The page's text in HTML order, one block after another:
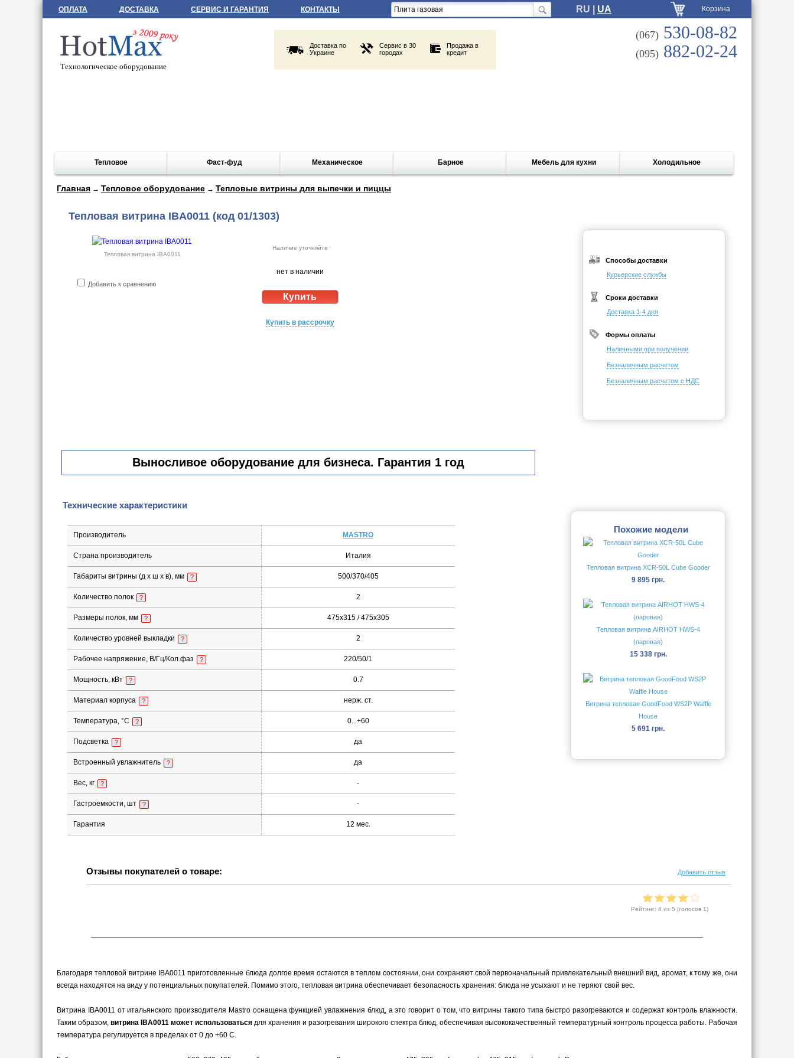
ОПЛАТА ДОСТАВКА СЕРВИС И ГАРАНТИЯ КОНТАКТЫ RU | UA Корзина
Технологическое оборудование
Доставка по
Украине
Сервис в 30
городах
Продажа в
кредит
(067) 530-08-82
(095) 882-02-24
Тепловое Фаст-фуд Механическое Барное Мебель для кухни Холодильное
Главная → Тепловое оборудование → Тепловые витрины для выпечки и пиццы
Тепловая витрина IBA0011 (код 01/1303)
Тепловая витрина IBA0011
Добавить к сравнению
Наличие уточняйте
нет в наличии
Купить в рассрочку
Способы доставки
Курьерские службы
Сроки доставки
Доставка 1-4 дня
Формы оплаты
Наличными при получении
Безналичным расчетом
Безналичным расчетом с НДС
Выносливое оборудование для бизнеса. Гарантия 1 год
Технические характеристики
Производитель MASTRO
Страна производитель Италия
Габариты витрины (д х ш х в), мм ? 500/370/405
Количество полок ? 2
Размеры полок, мм ? 475х315 / 475х305
Количество уровней выкладки ? 2
Рабочее напряжение, В/Гц/Кол.фаз ? 220/50/1
Мощность, кВт ? 0.7
Материал корпуса ? нерж. ст.
Температура, °С ? 0...+60
Подсветка ? да
Встроенный увлажнитель ? да
Вес, кг ? -
Гастроемкости, шт ? -
Гарантия 12 мес.
Похожие модели
Тепловая витрина XCR-50L Cube Gooder
9 895 грн.
Тепловая витрина AIRHOT HWS-4
(паровая)
15 338 грн.
Витрина тепловая GoodFood WS2P Waffle
House
5 691 грн.
Отзывы покупателей о товаре: Добавить отзыв
Рейтинг: 4 из 5 (голосов 1)
Благодаря тепловой витрине IBA0011 приготовленные блюда долгое время остаются в теплом состоянии, они сохраняют свой первоначальный привлекательный внешний вид, аромат, к тому же, они
всегда находятся на виду у потенциальных покупателей. Помимо этого, тепловая витрина обеспечивает безопасность хранения: блюда не усыхают и не теряют свой вес.
Витрина IBA0011 от итальянского производителя Mastro оснащена функцией увлажнения блюд, а это говорит о том, что витрины такого типа быстро разогреваются и содержат контроль влажности.
Таким образом, витрина IBA0011 может использоваться для хранения и разогревания широкого спектра блюд, обеспечивая высококачественный температурный контроль процесса работы. Рабочая
температура регулируется в пределах от 0 до +60 С.